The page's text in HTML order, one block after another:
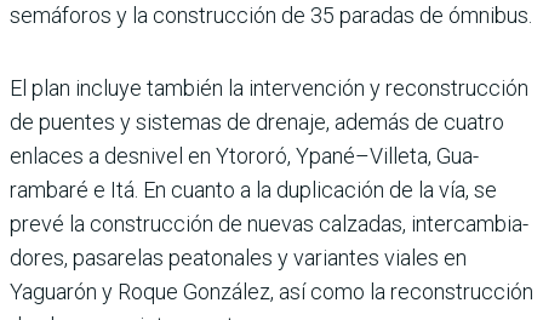
semáforos y la construcción de 35 paradas de ómnibus.
El plan incluye también la intervención y reconstruc­ción
de puentes y sistemas de drenaje, además de cua­tro
enlaces a desnivel en Yto­roró, Ypané–Villeta, Gua­
rambaré e Itá. En cuanto a la duplicación de la vía, se
prevé la construcción de nue­vas calzadas, intercambia­
dores, pasarelas peatonales y variantes viales en
Yagua­rón y Roque González, así como la reconstrucción